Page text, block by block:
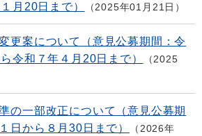
月20日まで）
2025年01月21日
更案について（意見公募期間：令
令和７年４月20日まで）
2025
の一部改正について（意見公募期
日から８月30日まで）
2026年